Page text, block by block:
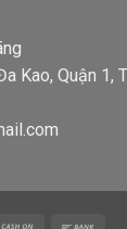
Kao, Quận 1,